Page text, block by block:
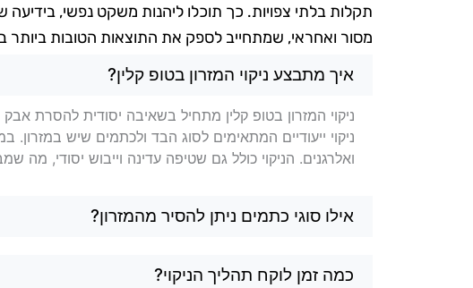
תקלות בלתי צפויות. כך תוכלו ליהנות משקט נפשי,
מסור ואחראי, שמתחייב לספק את התוצאות הטובות ביותר
שאלות בנושא ניקוי מזרונים בשרון
איך מתבצע ניקוי המזרון בטופ קלין?
ניקוי המזרון בטופ קלין מתחיל בשאיבה יסודית להסרת
ניקוי ייעודיים המתאימים לסוג הבד ולכתמים שיש
ואלרגנים. הניקוי כולל גם שטיפה עדינה וייבוש יסודי, מה
אילו סוגי כתמים ניתן להסיר מהמזרון?
כמה זמן לוקח תהליך הניקוי?